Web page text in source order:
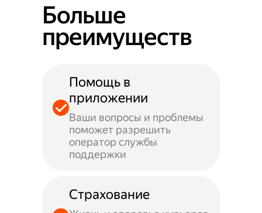
Больше
преимуществ
Помощь в
приложении
Ваши вопросы и проблемы
поможет разрешить
оператор службы
поддержки
Страхование